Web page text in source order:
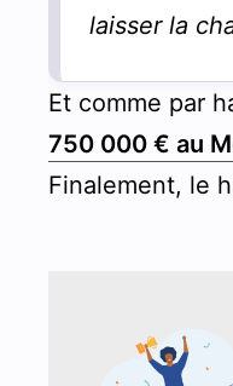
laisser la
Et comme par
750 000 € au
Finalement, le